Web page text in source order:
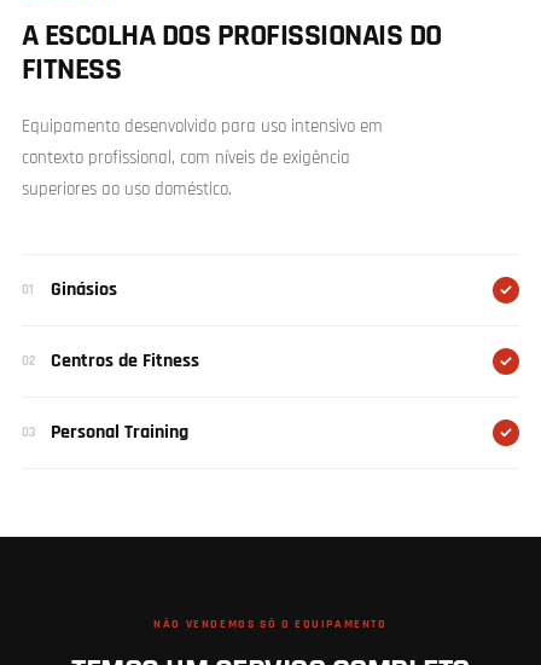
A ESCOLHA DOS PROFISSIONAIS DO
FITNESS
Equipamento desenvolvido para uso intensivo em
contexto profissional, com níveis de exigência
superiores ao uso doméstico.
01 Ginásios
02 Centros de Fitness
03 Personal Training
NÃO VENDEMOS SÓ O EQUIPAMENTO